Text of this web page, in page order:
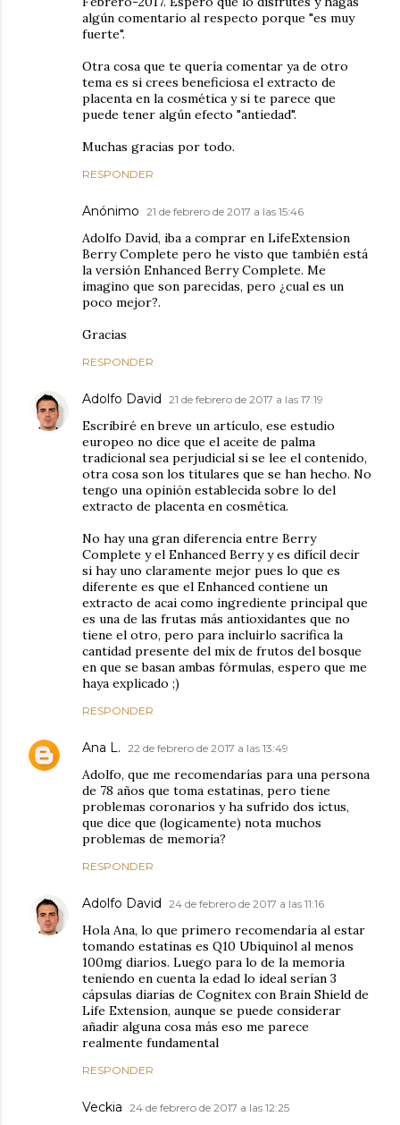
algún comentario al respecto porque "es muy
fuerte".
Otra cosa que te quería comentar ya de otro
tema es si crees beneficiosa el extracto de
placenta en la cosmética y si te parece que
puede tener algún efecto "antiedad".
Muchas gracias por todo.
RESPONDER
Anónimo 21 de febrero de 2017 a las 15:46
Adolfo David, iba a comprar en LifeExtension
Berry Complete pero he visto que también está
la versión Enhanced Berry Complete. Me
imagino que son parecidas, pero ¿cual es un
poco mejor?.
Gracias
RESPONDER
Adolfo David 21 de febrero de 2017 a las 17:19
Escribiré en breve un artículo, ese estudio
europeo no dice que el aceite de palma
tradicional sea perjudicial si se lee el contenido,
otra cosa son los titulares que se han hecho. No
tengo una opinión establecida sobre lo del
extracto de placenta en cosmética.
No hay una gran diferencia entre Berry
Complete y el Enhanced Berry y es difícil decir
si hay uno claramente mejor pues lo que es
diferente es que el Enhanced contiene un
extracto de acai como ingrediente principal que
es una de las frutas más antioxidantes que no
tiene el otro, pero para incluirlo sacrifica la
cantidad presente del mix de frutos del bosque
en que se basan ambas fórmulas, espero que me
haya explicado ;)
RESPONDER
Ana L. 22 de febrero de 2017 a las 13:49
Adolfo, que me recomendarías para una persona
de 78 años que toma estatinas, pero tiene
problemas coronarios y ha sufrido dos ictus,
que dice que (logicamente) nota muchos
problemas de memoria?
RESPONDER
Adolfo David 24 de febrero de 2017 a las 11:16
Hola Ana, lo que primero recomendaría al estar
tomando estatinas es Q10 Ubiquinol al menos
100mg diarios. Luego para lo de la memoria
teniendo en cuenta la edad lo ideal serían 3
cápsulas diarias de Cognitex con Brain Shield de
Life Extension, aunque se puede considerar
añadir alguna cosa más eso me parece
realmente fundamental
RESPONDER
Veckia 24 de febrero de 2017 a las 12:25